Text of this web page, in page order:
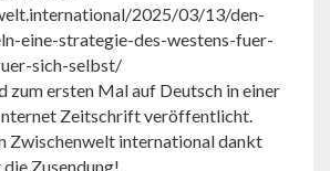
2025/03/13/den-
eine-strategie-des-westens-fuer-
sich-selbst/
zum ersten Mal auf Deutsch in einer
Zeitschrift veröffentlicht.
Zwischenwelt international dankt
Zusendung!